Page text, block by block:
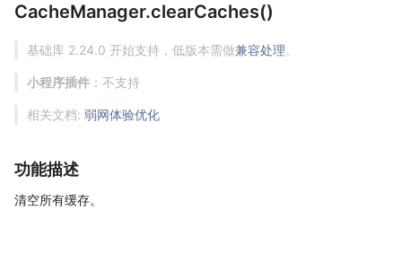
CacheManager.clearCaches()
基础库 2.24.0 开始支持，低版本需做兼容处理。
小程序插件 ：不支持
相关文档: 弱网体验优化
功能描述
清空所有缓存。